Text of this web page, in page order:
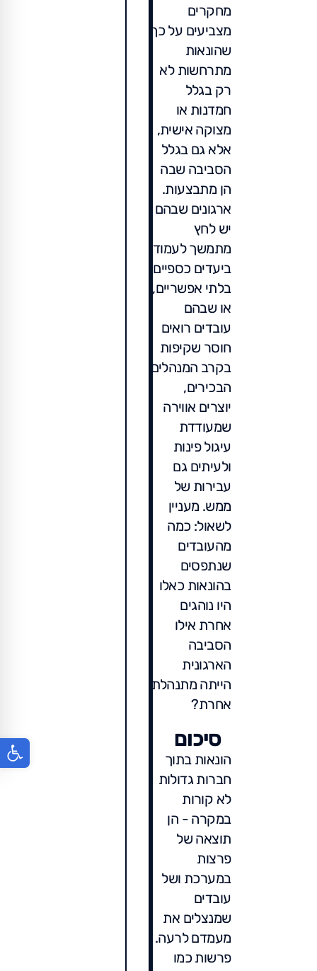
מחקרים
מצביעים על כך
שהונאות
מתרחשות לא
רק בגלל
חמדנות או
מצוקה אישית,
אלא גם בגלל
הסביבה שבה
הן מתבצעות.
ארגונים שבהם
יש לחץ
מתמשך לעמוד
ביעדים כספיים
בלתי אפשריים,
או שבהם
עובדים רואים
חוסר שקיפות
בקרב המנהלים
הבכירים,
יוצרים אווירה
שמעודדת
עיגול פינות
ולעיתים גם
עבירות של
ממש. מעניין
לשאול: כמה
מהעובדים
שנתפסים
בהונאות כאלו
היו נוהגים
אחרת אילו
הסביבה
הארגונית
הייתה מתנהלת
אחרת?
סיכום
הונאות בתוך
חברות גדולות
לא קורות
במקרה - הן
תוצאה של
פרצות
במערכת ושל
עובדים
שמנצלים את
מעמדם לרעה.
פרשות כמו
פתח